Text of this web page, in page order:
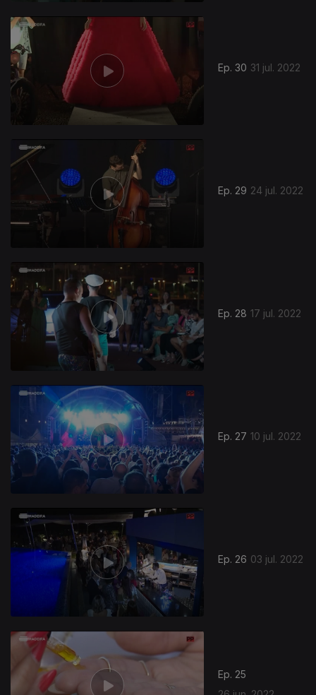
Ep. 30 31 jul. 2022
Ep. 29 24 jul. 2022
Ep. 28 17 jul. 2022
630181
Ep. 27 10 jul. 2022
Ep. 26 03 jul. 2022
Ep. 25